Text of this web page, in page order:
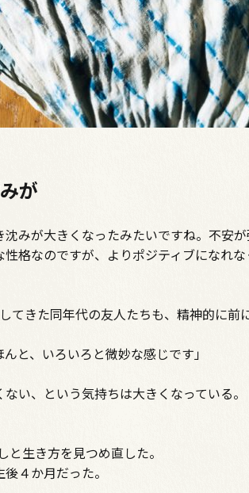
が
みが大きくなったみたいですね。不安
格なのですが、よりポジティブになれ
てきた同年代の友人たちも、精神的に前
と、いろいろと微妙な感じです」
い、という気持ちは大きくなっている。
生き方を見つめ直した。
４か月だった。